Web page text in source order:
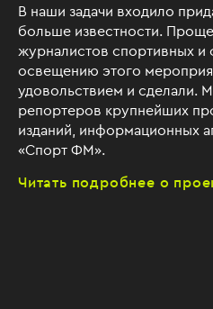
В наши задачи входило
больше известности.
журналистов спортивных
освещению этого
удовольствием и сделали.
репортеров крупнейших
изданий, информационных
«Спорт ФМ».
Читать подробнее о